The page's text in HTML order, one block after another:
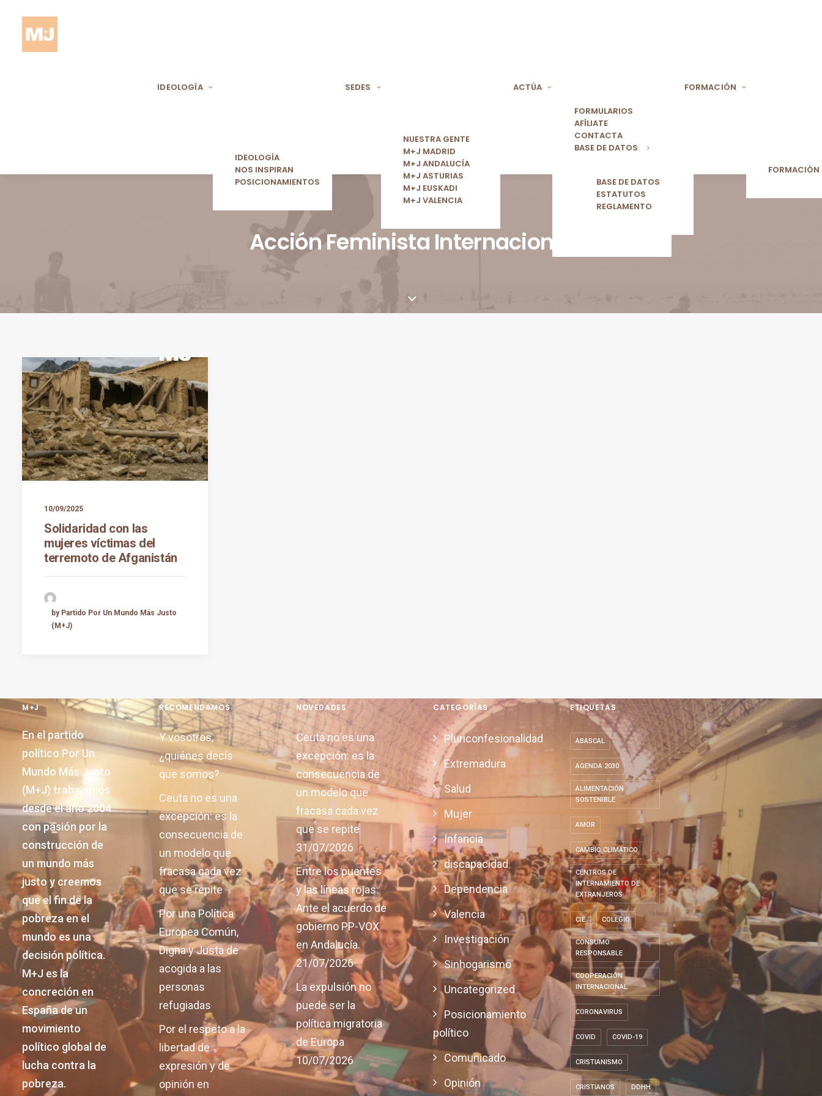
IDEOLOGÍA
IDEOLOGÍA
NOS INSPIRAN
POSICIONAMIENTOS
SEDES
NUESTRA GENTE
M+J MADRID
M+J ANDALUCÍA
M+J ASTURIAS
M+J EUSKADI
M+J VALENCIA
ACTÚA
FORMULARIOS
AFÍLIATE
CONTACTA
BASE DE DATOS
BASE DE DATOS
ESTATUTOS
REGLAMENTO
FORMACIÓN
FORMACIÓN
Acción Feminista Internacional
10/09/2025
Solidaridad con las
mujeres víctimas del
terremoto de Afganistán
by Partido Por Un Mundo Más Justo
(M+J)
M+J
En el partido
político Por Un
Mundo Más Justo
(M+J) trabajamos
desde el año 2004
con pasión por la
construcción de
un mundo más
justo y creemos
que el fin de la
pobreza en el
mundo es una
decisión política.
M+J es la
concreción en
España de un
movimiento
político global de
lucha contra la
pobreza.
RECOMENDAMOS
Y vosotros,
¿quiénes decís
que somos?
Ceuta no es una
excepción: es la
consecuencia de
un modelo que
fracasa cada vez
que se repite
Por una Política
Europea Común,
Digna y Justa de
acogida a las
personas
refugiadas
Por el respeto a la
libertad de
expresión y de
opinión en
NOVEDADES
Ceuta no es una
excepción: es la
consecuencia de
un modelo que
fracasa cada vez
que se repite
31/07/2026
Entre los puentes
y las líneas rojas:
Ante el acuerdo de
gobierno PP-VOX
en Andalucía.
21/07/2026
La expulsión no
puede ser la
política migratoria
de Europa
10/07/2026
CATEGORÍAS
Pluriconfesionalidad
Extremadura
Salud
Mujer
Infancia
discapacidad
Dependencia
Valencia
Investigación
Sinhogarismo
Uncategorized
Posicionamiento
político
Comunicado
Opinión
ETIQUETAS
ABASCAL
AGENDA 2030
ALIMENTACIÓN
SOSTENIBLE
AMOR
CAMBIO CLIMÁTICO
CENTROS DE
INTERNAMIENTO DE
EXTRANJEROS
CIE COLEGIO
CONSUMO
RESPONSABLE
COOPERACIÓN
INTERNACIONAL
CORONAVIRUS
COVID COVID-19
CRISTIANISMO
CRISTIANOS DDHH